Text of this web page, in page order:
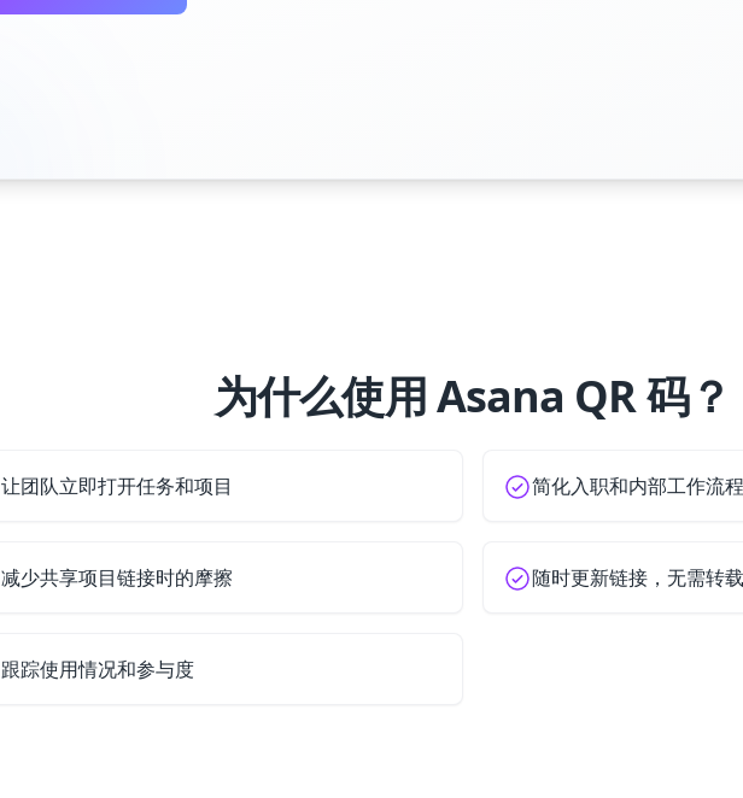
为什么使用 Asana QR 码？
让团队立即打开任务和项目 简化入职和内部工作流程
减少共享项目链接时的摩擦 随时更新链接，无需转载
跟踪使用情况和参与度